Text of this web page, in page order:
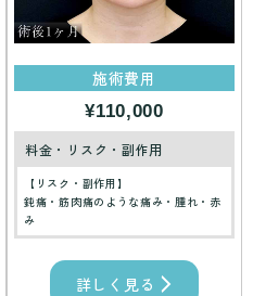
施術費用
¥110,000
料金・リスク・副作用
【リスク・副作用】
鈍痛・筋肉痛のような痛み・腫れ・赤
み
詳しく見る